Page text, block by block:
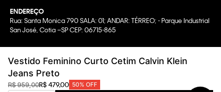
Vestido Feminino Curto Cetim Calvin Klein
Jeans Preto
R$959,00R$479,00 50% OFF
ENDEREÇO
Rua: Santa Monica 790 SALA: 01; ANDAR: TÉRREO; - Parque Industrial
San José, Cotia –SP CEP: 06715-865
WBR INDUSTRIA E COMERCIO DE VESTUARIO LTDA.
CNPJ 07.296.319/0058-90